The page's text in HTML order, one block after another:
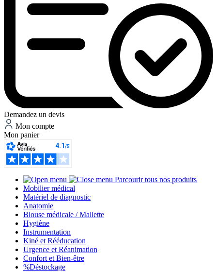
Demandez un devis
Mon compte
Mon panier
Parcourir tous nos produits
Mobilier médical
Matériel de diagnostic
Anatomie
Blouse médicale / Mallette
Hygiène
Instrumentation
Kiné et Rééducation
Urgence et Réanimation
Confort et Bien-être
%Déstockage